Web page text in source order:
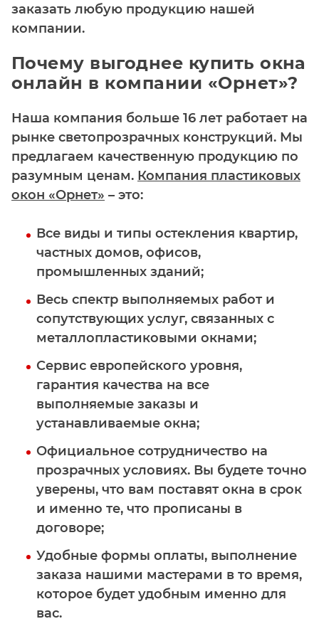
заказать любую продукцию нашей
компании.
Почему выгоднее купить окна
онлайн в компании «Орнет»?
Наша компания больше 16 лет работает на
рынке светопрозрачных конструкций. Мы
предлагаем качественную продукцию по
разумным ценам. Компания пластиковых
окон «Орнет» – это:
Все виды и типы остекления квартир,
частных домов, офисов,
промышленных зданий;
Весь спектр выполняемых работ и
сопутствующих услуг, связанных с
металлопластиковыми окнами;
Сервис европейского уровня,
гарантия качества на все
выполняемые заказы и
устанавливаемые окна;
Официальное сотрудничество на
прозрачных условиях. Вы будете точно
уверены, что вам поставят окна в срок
и именно те, что прописаны в
договоре;
Удобные формы оплаты, выполнение
заказа нашими мастерами в то время,
которое будет удобным именно для
вас.